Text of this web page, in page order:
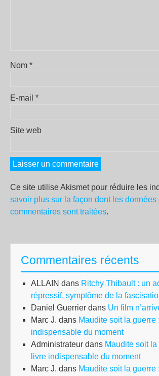
Nom *
E-mail *
Site web
Ce site utilise Akismet pour réduire les
savoir plus sur la façon dont les données
commentaires sont traitées.
Commentaires récents
ALLAIN dans Ritchy Thibault : un
répressif, symptôme de la
Daniel Guerrier dans Un film
Marc J. dans Maudite soit la guerre
indispensable du moment
Administrateur dans Maudite soit
livre indispensable du moment
Marc J. dans Maudite soit la guerre